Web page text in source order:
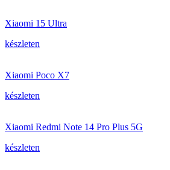
Xiaomi 15 Ultra
készleten
Xiaomi Poco X7
készleten
Xiaomi Redmi Note 14 Pro Plus 5G
készleten